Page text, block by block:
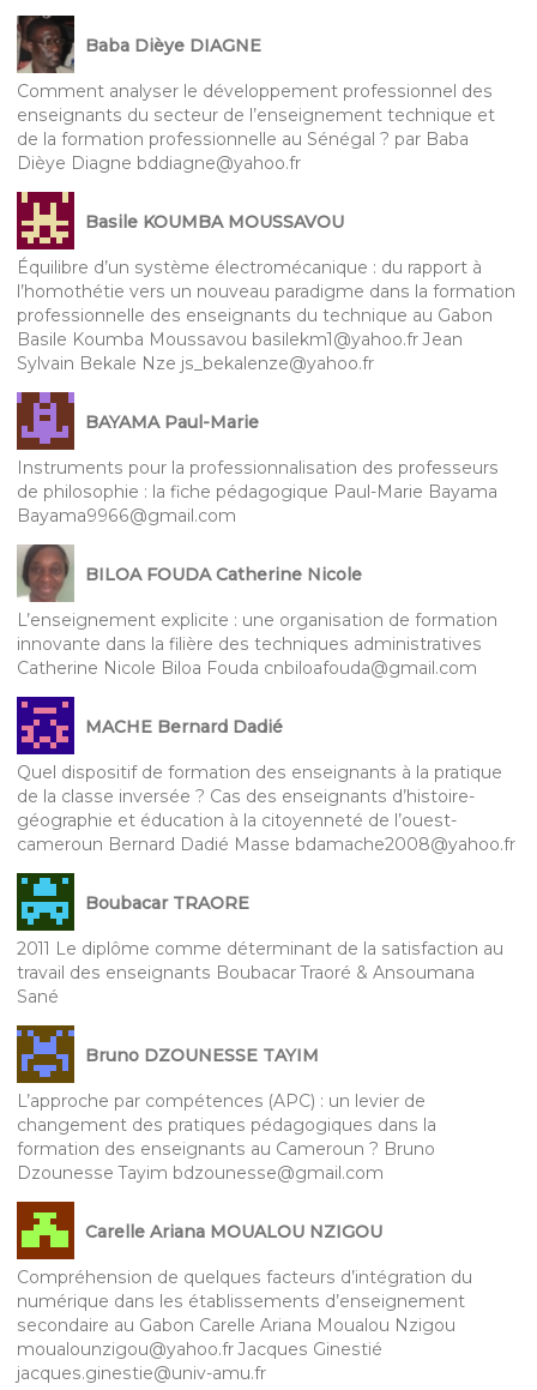
Baba Dièye DIAGNE
Comment analyser le développement professionnel des
enseignants du secteur de l’enseignement technique et
de la formation professionnelle au Sénégal ? par Baba
Dièye Diagne bddiagne@yahoo.fr
Basile KOUMBA MOUSSAVOU
Équilibre d’un système électromécanique : du rapport à
l’homothétie vers un nouveau paradigme dans la formation
professionnelle des enseignants du technique au Gabon
Basile Koumba Moussavou basilekm1@yahoo.fr Jean
Sylvain Bekale Nze js_bekalenze@yahoo.fr
BAYAMA Paul-Marie
Instruments pour la professionnalisation des professeurs
de philosophie : la fiche pédagogique Paul-Marie Bayama
Bayama9966@gmail.com
BILOA FOUDA Catherine Nicole
L’enseignement explicite : une organisation de formation
innovante dans la filière des techniques administratives
Catherine Nicole Biloa Fouda cnbiloafouda@gmail.com
MACHE Bernard Dadié
Quel dispositif de formation des enseignants à la pratique
de la classe inversée ? Cas des enseignants d’histoire-
géographie et éducation à la citoyenneté de l’ouest-
cameroun Bernard Dadié Masse bdamache2008@yahoo.fr
Boubacar TRAORE
2011 Le diplôme comme déterminant de la satisfaction au
travail des enseignants Boubacar Traoré & Ansoumana
Sané
Bruno DZOUNESSE TAYIM
L’approche par compétences (APC) : un levier de
changement des pratiques pédagogiques dans la
formation des enseignants au Cameroun ? Bruno
Dzounesse Tayim bdzounesse@gmail.com
Carelle Ariana MOUALOU NZIGOU
Compréhension de quelques facteurs d’intégration du
numérique dans les établissements d’enseignement
secondaire au Gabon Carelle Ariana Moualou Nzigou
moualounzigou@yahoo.fr Jacques Ginestié
jacques.ginestie@univ-amu.fr